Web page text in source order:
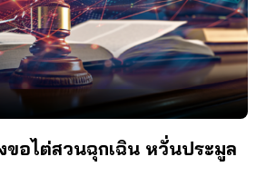
ขอไต่สวนฉุกเฉิน หวั่นประมูล